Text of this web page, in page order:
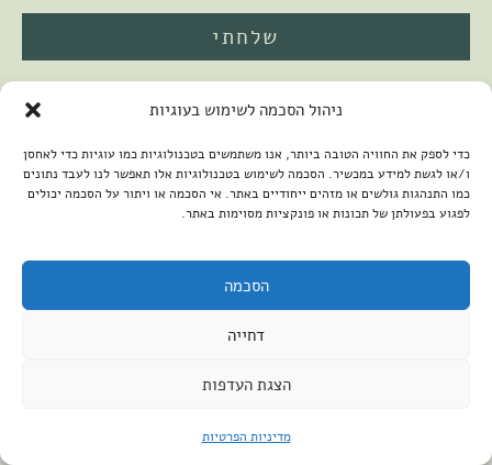
ניהול הסכמה לשימוש בעוגיות
כדי לספק את החוויה הטובה ביותר, אנו משתמשים בטכנולוגיות כמו עוגיות כדי לאחסן
ו/או לגשת למידע במכשיר. הסכמה לשימוש בטכנולוגיות אלו תאפשר לנו לעבד נתונים
כמו התנהגות גולשים או מזהים ייחודיים באתר. אי הסכמה או ויתור על הסכמה יכולים
לפגוע בפעולתן של תכונות או פונקציות מסוימות באתר.
הסכמה
דחייה
הצגת העדפות
מדיניות הפרטיות
שלחתי
2026 © כל הזכויות שמורות למיכל שמיר
הצהרת נגישות